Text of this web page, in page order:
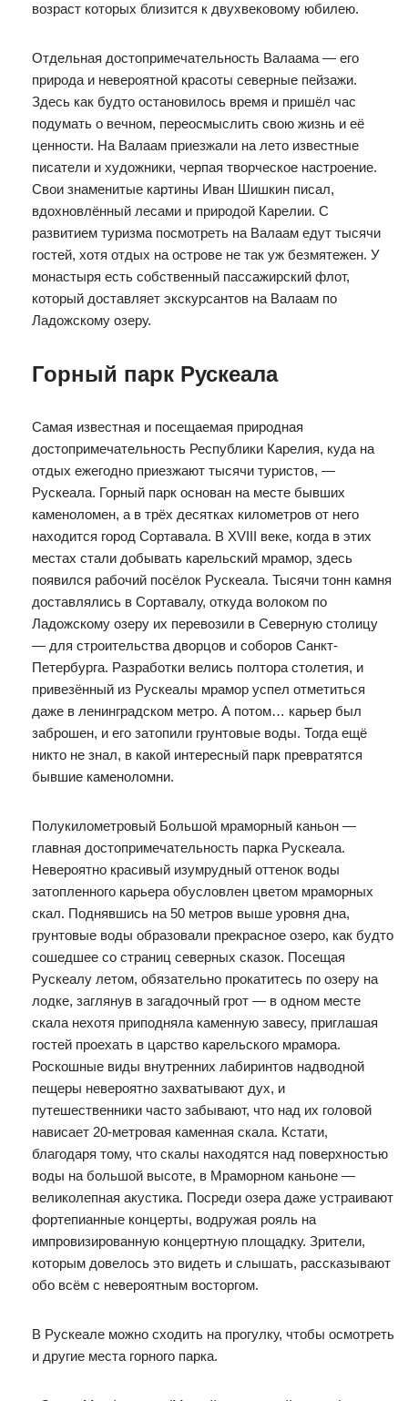
возраст которых близится к двухвековому юбилею.
Отдельная достопримечательность Валаама — его
природа и невероятной красоты северные пейзажи.
Здесь как будто остановилось время и пришёл час
подумать о вечном, переосмыслить свою жизнь и её
ценности. На Валаам приезжали на лето известные
писатели и художники, черпая творческое настроение.
Свои знаменитые картины Иван Шишкин писал,
вдохновлённый лесами и природой Карелии. С
развитием туризма посмотреть на Валаам едут тысячи
гостей, хотя отдых на острове не так уж безмятежен. У
монастыря есть собственный пассажирский флот,
который доставляет экскурсантов на Валаам по
Ладожскому озеру.
Горный парк Рускеала
Самая известная и посещаемая природная
достопримечательность Республики Карелия, куда на
отдых ежегодно приезжают тысячи туристов, —
Рускеала. Горный парк основан на месте бывших
каменоломен, а в трёх десятках километров от него
находится город Сортавала. В XVIII веке, когда в этих
местах стали добывать карельский мрамор, здесь
появился рабочий посёлок Рускеала. Тысячи тонн камня
доставлялись в Сортавалу, откуда волоком по
Ладожскому озеру их перевозили в Северную столицу
— для строительства дворцов и соборов Санкт-
Петербурга. Разработки велись полтора столетия, и
привезённый из Рускеалы мрамор успел отметиться
даже в ленинградском метро. А потом… карьер был
заброшен, и его затопили грунтовые воды. Тогда ещё
никто не знал, в какой интересный парк превратятся
бывшие каменоломни.
Полукилометровый Большой мраморный каньон —
главная достопримечательность парка Рускеала.
Невероятно красивый изумрудный оттенок воды
затопленного карьера обусловлен цветом мраморных
скал. Поднявшись на 50 метров выше уровня дна,
грунтовые воды образовали прекрасное озеро, как будто
сошедшее со страниц северных сказок. Посещая
Рускеалу летом, обязательно прокатитесь по озеру на
лодке, заглянув в загадочный грот — в одном месте
скала нехотя приподняла каменную завесу, приглашая
гостей проехать в царство карельского мрамора.
Роскошные виды внутренних лабиринтов надводной
пещеры невероятно захватывают дух, и
путешественники часто забывают, что над их головой
нависает 20-метровая каменная скала. Кстати,
благодаря тому, что скалы находятся над поверхностью
воды на большой высоте, в Мраморном каньоне —
великолепная акустика. Посреди озера даже устраивают
фортепианные концерты, водружая рояль на
импровизированную концертную площадку. Зрители,
которым довелось это видеть и слышать, рассказывают
обо всём с невероятным восторгом.
В Рускеале можно сходить на прогулку, чтобы осмотреть
и другие места горного парка.